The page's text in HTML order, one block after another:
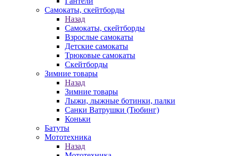
Самокаты, скейтборды
Назад
Самокаты, скейтборды
Взрослые самокаты
Детские самокаты
Трюковые самокаты
Скейтборды
Зимние товары
Назад
Зимние товары
Лыжи, лыжные ботинки, палки
Санки Ватрушки (Тюбинг)
Коньки
Батуты
Мототехника
Назад